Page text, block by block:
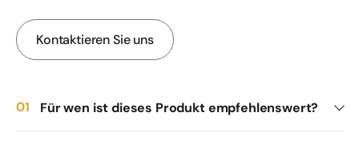
Kontaktieren Sie uns
Für wen ist dieses Produkt empfehlenswert?